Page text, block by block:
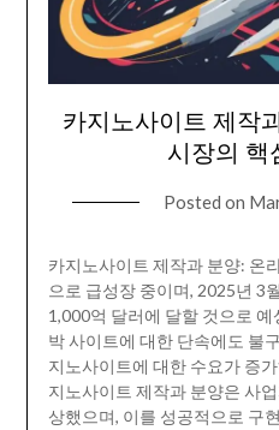
카지노사이트 제작
시장의 핵
Posted on
카지노사이트 제작과 분양: 온
으로 급성장 중이며, 2025년 3
1,000억 달러에 달할 것으로
박 사이트에 대한 단속에도 불
지노사이트에 대한 수요가 증
지노사이트 제작과 분양은 사
상했으며, 이를 성공적으로 구